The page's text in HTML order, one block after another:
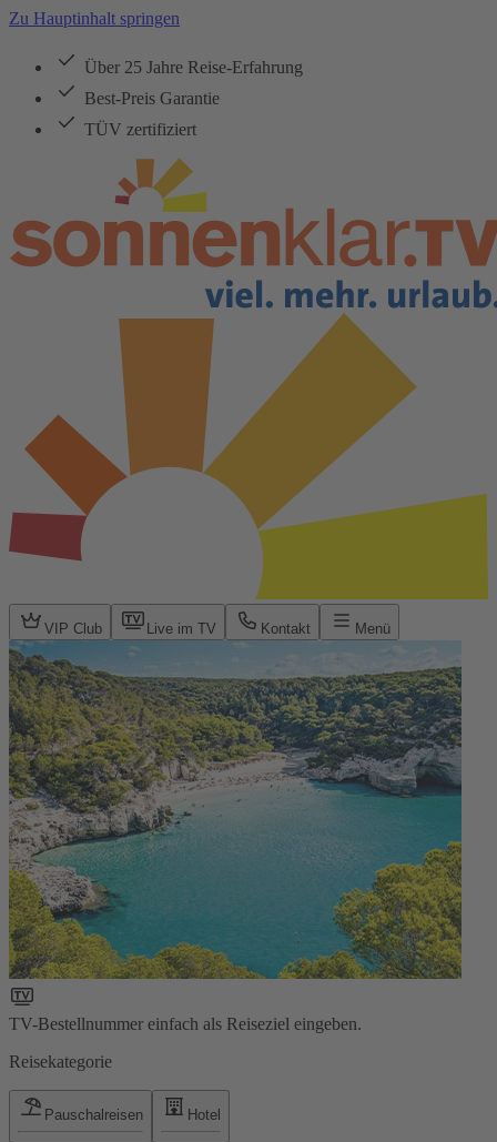
Zu Hauptinhalt springen
Über 25 Jahre Reise-Erfahrung
Best-Preis Garantie
TÜV zertifiziert
VIP Club Live im TV Kontakt Menü
TV-Bestellnummer einfach als Reiseziel eingeben.
Reisekategorie
Pauschalreisen Hotel